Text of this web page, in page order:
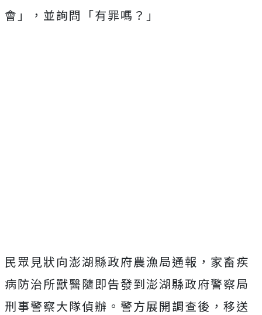
會」，並詢問「有罪嗎？」
民眾見狀向澎湖縣政府農漁局通報，家畜疾
病防治所獸醫隨即告發到澎湖縣政府警察局
刑事警察大隊偵辦。警方展開調查後，移送